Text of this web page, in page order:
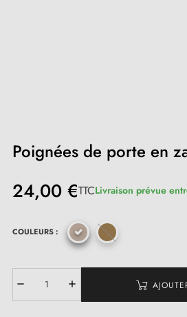
Poignées de porte en
24,00 €TTCLivraison prévue
COULEURS :